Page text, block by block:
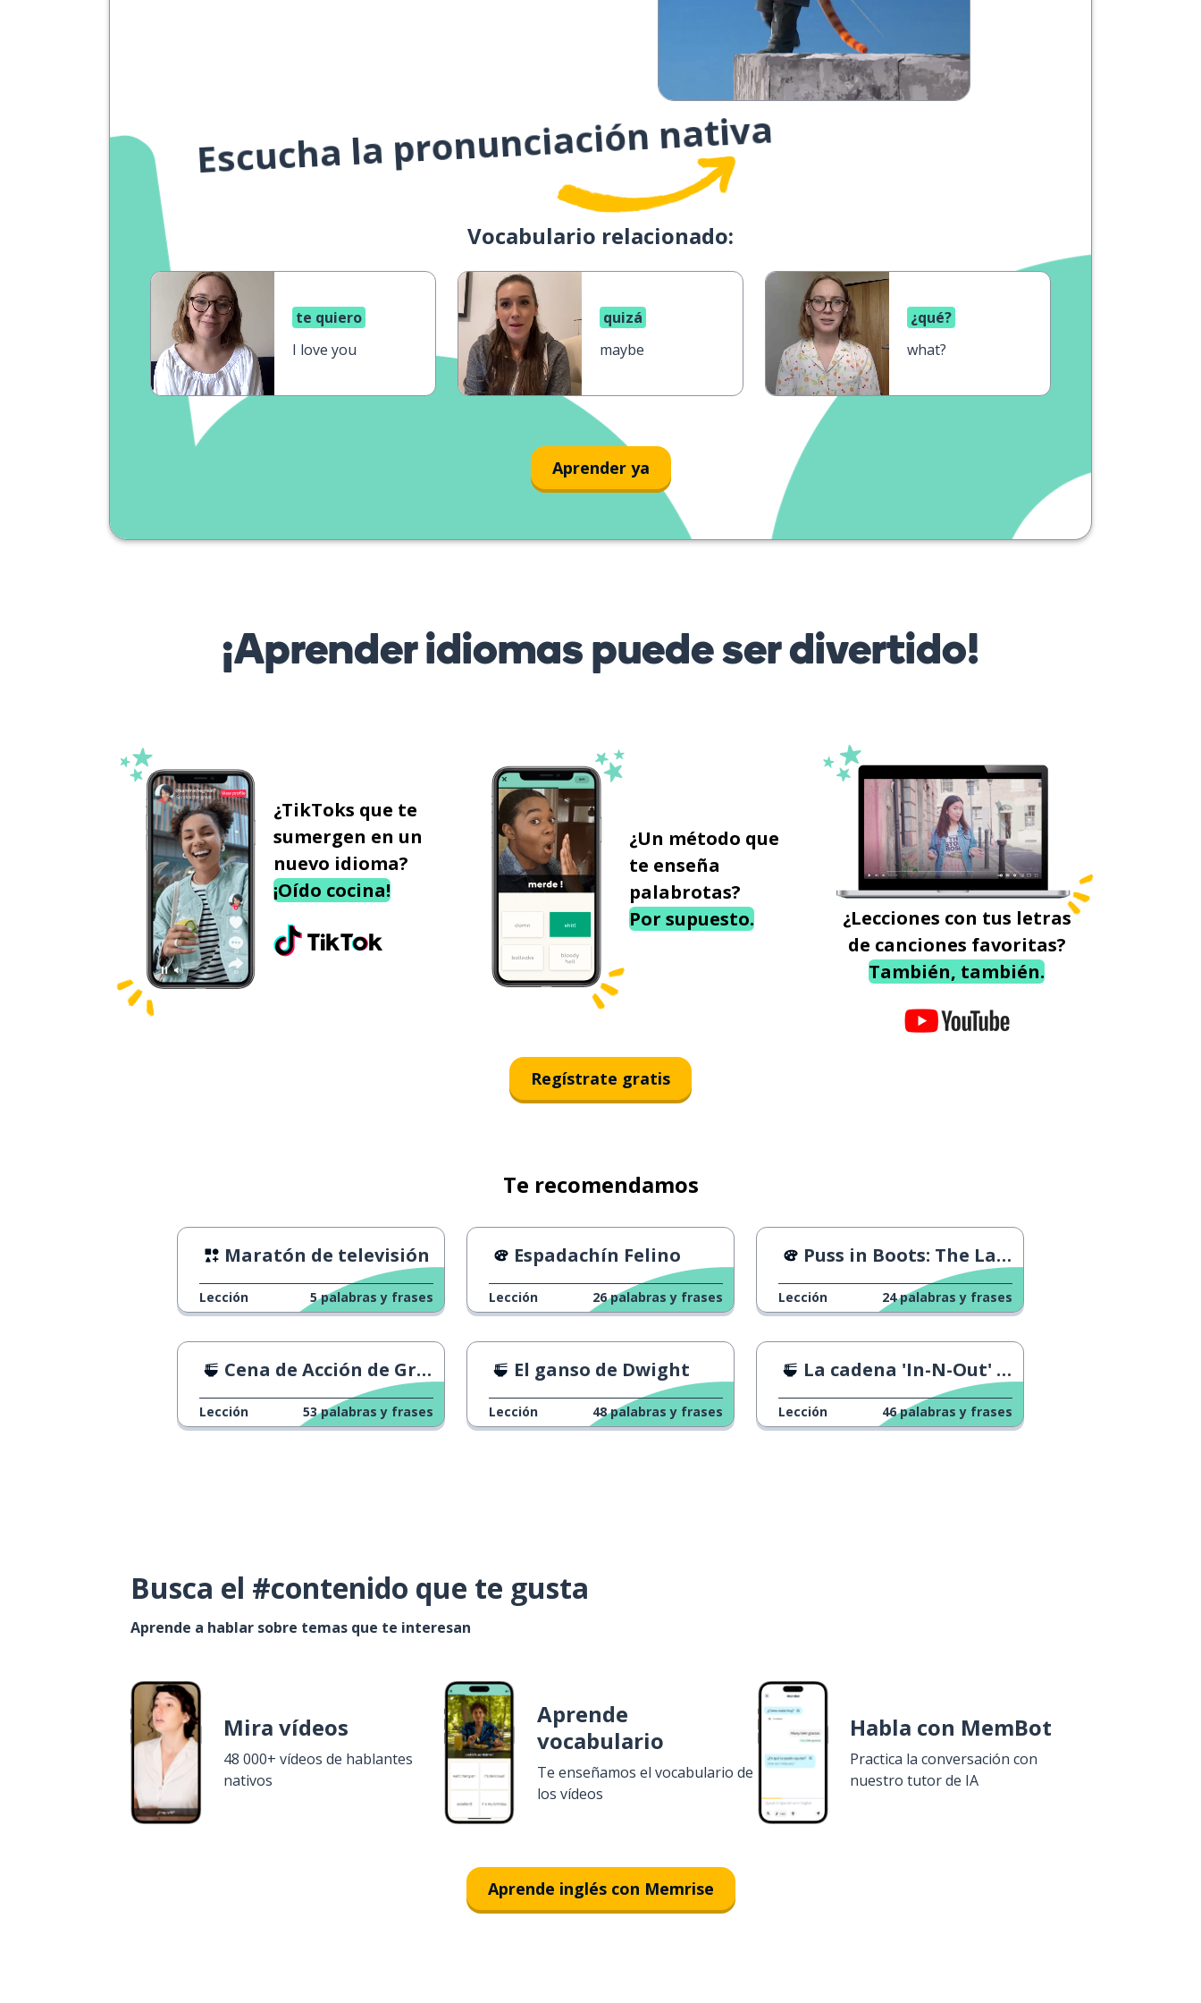
Escucha la pronunciación nativa
Vocabulario relacionado:
te quiero
I love you
quizá
maybe
¿qué?
what?
Aprender ya
¡Aprender idiomas puede ser divertido!
¿TikToks que te
sumergen en un
nuevo idioma?
¡Oído cocina!
¿Un método que
te enseña
palabrotas?
Por supuesto.
¿Lecciones con tus letras
de canciones favoritas?
También, también.
Regístrate gratis
Te recomendamos
Maratón de televisión
Lección 5 palabras y frases
Espadachín Felino
Lección 26 palabras y frases
Puss in Boots: The Last Wish
Lección 24 palabras y frases
Cena de Acción de Gracias 1
Lección 53 palabras y frases
El ganso de Dwight
Lección 48 palabras y frases
La cadena 'In-N-Out' se expande
Lección 46 palabras y frases
Busca el #contenido que te gusta
Aprende a hablar sobre temas que te interesan
Mira vídeos
48 000+ vídeos de hablantes
nativos
Aprende
vocabulario
Te enseñamos el vocabulario de
los vídeos
Habla con MemBot
Practica la conversación con
nuestro tutor de IA
Aprende inglés con Memrise